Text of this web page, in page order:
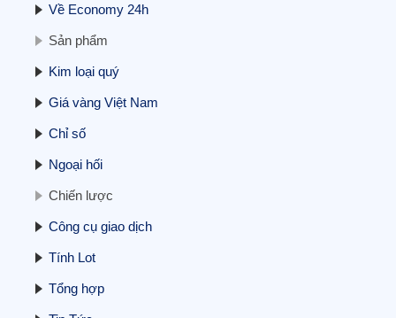
Về Economy 24h
Sản phẩm
Kim loại quý
Giá vàng Việt Nam
Chỉ số
Ngoại hối
Chiến lược
Công cụ giao dịch
Tính Lot
Tổng hợp